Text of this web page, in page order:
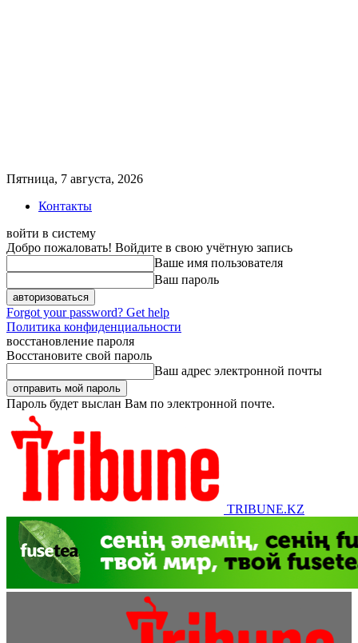
Пятница, 7 августа, 2026
Контакты
войти в систему
Добро пожаловать! Войдите в свою учётную запись
Ваше имя пользователя
Ваш пароль
Forgot your password? Get help
Политика конфиденциальности
восстановление пароля
Восстановите свой пароль
Ваш адрес электронной почты
Пароль будет выслан Вам по электронной почте.
TRIBUNE.KZ